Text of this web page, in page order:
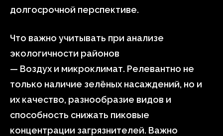
долгосрочной перспективе.
Что важно учитывать при анализе
экологичности районов
— Воздух и микроклимат. Релевантно не
только наличие зелёных насаждений, но и
их качество, разнообразие видов и
способность снижать пиковые
концентрации загрязнителей. Важно